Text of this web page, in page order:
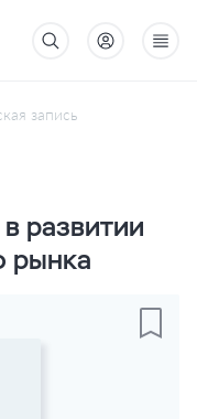
запись
развитии
рынка